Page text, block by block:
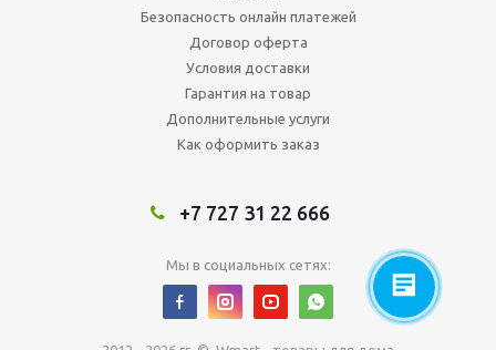
Безопасность онлайн платежей
Договор оферта
Условия доставки
Гарантия на товар
Дополнительные услуги
Как оформить заказ
+7 727 31 22 666
Мы в социальных сетях: